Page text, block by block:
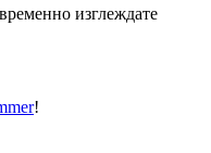
изглеждате
!